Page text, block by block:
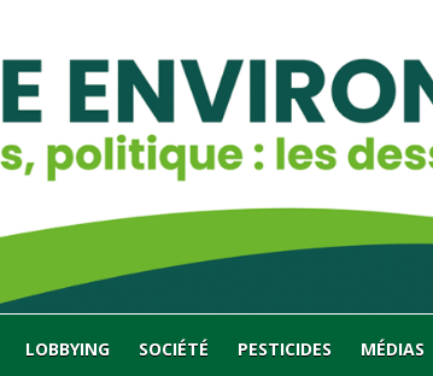
LOBBYING SOCIÉTÉ PESTICIDES MÉDIAS